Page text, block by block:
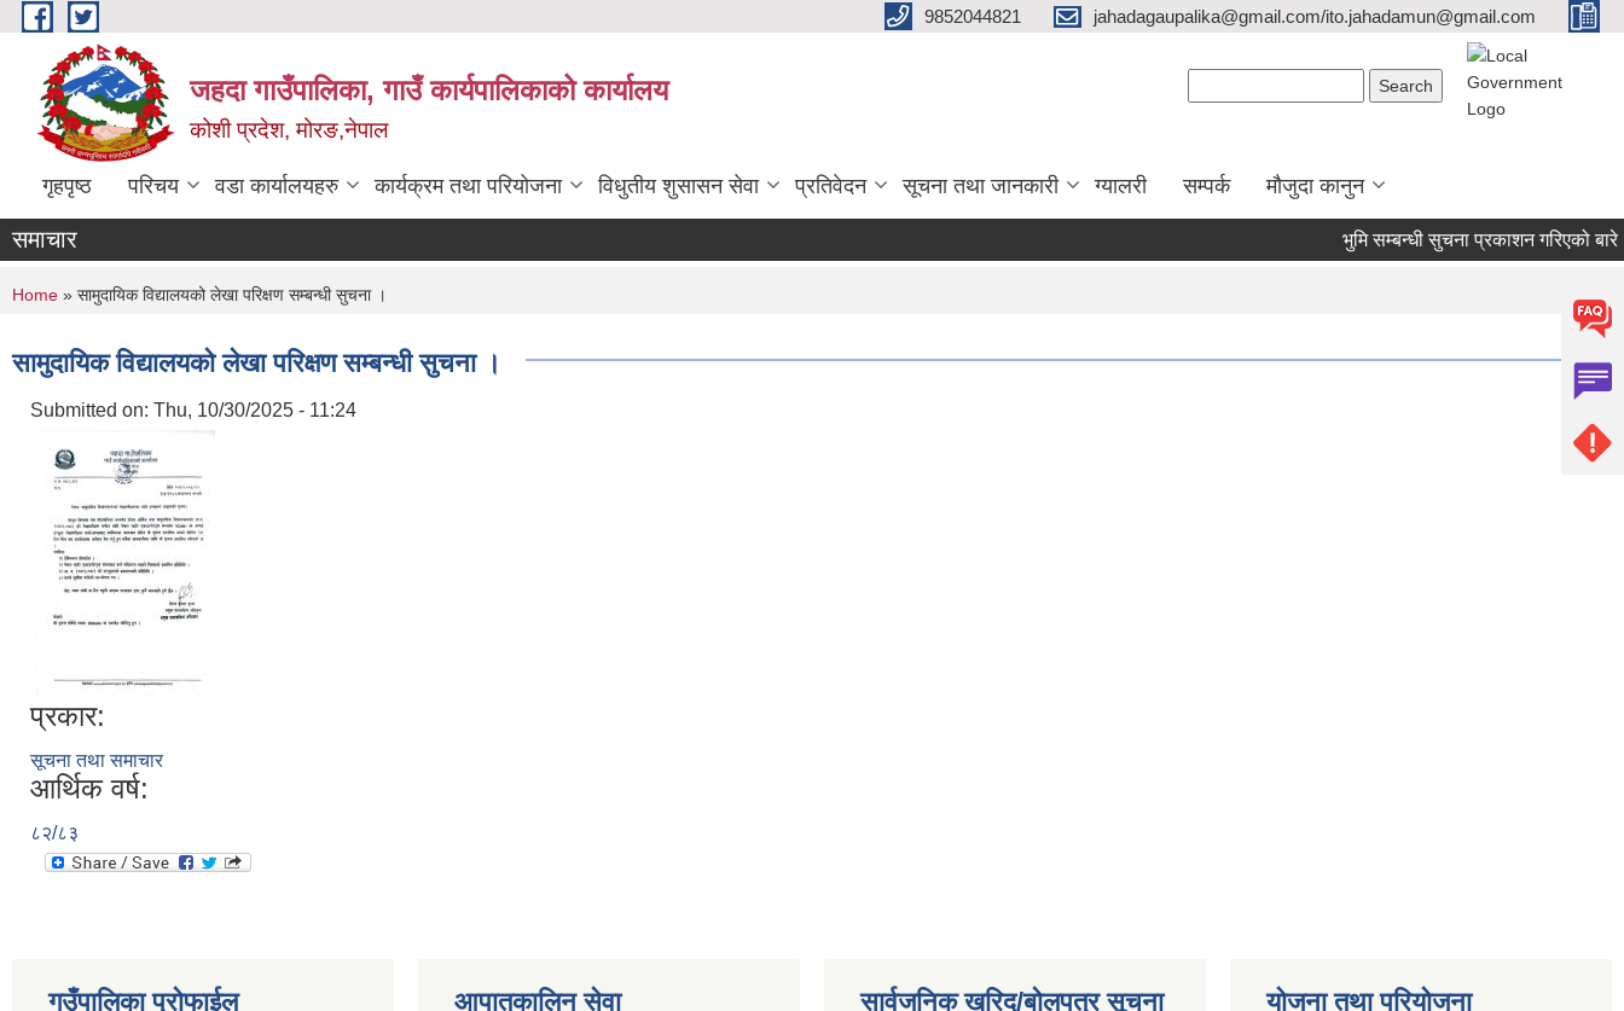
Skip to main content 9852044821 jahadagaupalika@gmail.com/ito.jahadamun@gmail.com
जहदा गाउँपालिका, गाउँ कार्यपालिकाको कार्यालय
कोशी प्रदेश, मोरङ,नेपाल
गृहपृष्ठ परिचय वडा कार्यालयहरु कार्यक्रम तथा परियोजना विधुतीय शुसासन सेवा प्रतिवेदन सूचना तथा जानकारी ग्यालरी सम्पर्क मौजुदा कानुन
समाचार भुमि सम्बन्धी सुचना प्रकाशन गरिएको बारे।
You are here
Home » सामुदायिक विद्यालयको लेखा परिक्षण सम्बन्धी सुचना ।
सामुदायिक विद्यालयको लेखा परिक्षण सम्बन्धी सुचना ।
Submitted on: Thu, 10/30/2025 - 11:24
प्रकार:
सूचना तथा समाचार
आर्थिक वर्ष:
८२/८३
गउँपालिका प्रोफाईल आपातकालिन सेवा सार्वजनिक खरिद/बोलपत्र सूचना योजना तथा परियोजना